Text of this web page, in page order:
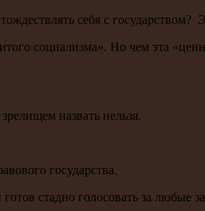
себя с государством?
социализма». Но чем эта
назвать нельзя.
государства.
стадно голосовать за любые